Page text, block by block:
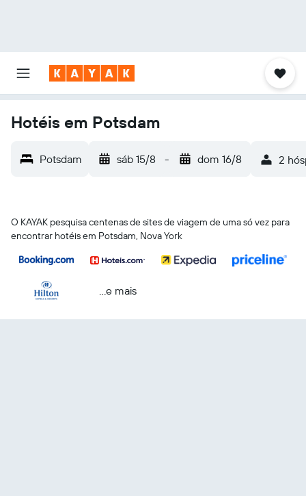
Hotéis em Potsdam
Potsdam sáb 15/8 - dom 16/8 2
O KAYAK pesquisa centenas de sites de viagem de uma só vez para
encontrar hotéis em Potsdam, Nova York
...e mais